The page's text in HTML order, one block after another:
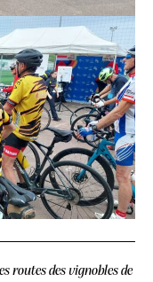
routes des vignobles de